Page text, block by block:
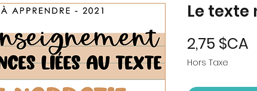
Le
2,75 $CA
Hors Taxe